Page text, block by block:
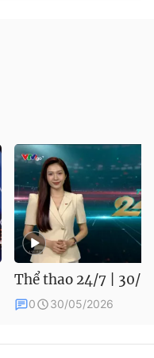
Thể thao 24/7 | 30/
0 30/05/2026